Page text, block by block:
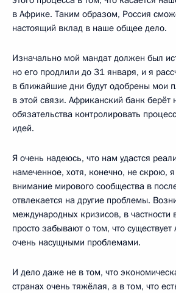
в Африке. Таким образом, Россия
настоящий вклад в наше общее дело.
Изначально мой мандат должен был
но его продлили до 31 января, и я
в ближайшие дни будут одобрены мои
в этой связи. Африканский банк берёт
обязательства контролировать
идей.
Я очень надеюсь, что нам удастся
намеченное, хотя, конечно, не скрою,
внимание мирового сообщества в
отвлекается на другие проблемы.
международных кризисов, в
просто забывают о том, что
очень насущными проблемами.
И дело даже не в том, что
странах очень тяжёлая, а в том, что